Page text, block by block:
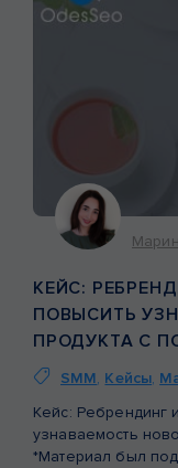
КЕЙС:
ПОВЫСИТЬ
ПРОДУКТА С
SMM, Кейсы,
Кейс: Ребрендинг
узнаваемость
*Материал был